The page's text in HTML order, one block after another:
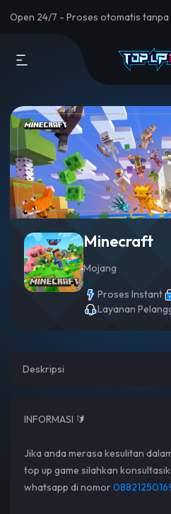
Open 24/7 - Proses otomatis
Minecraft
Mojang
Proses Instant
Layanan
Deskripsi
INFORMASI 🔰
Jika anda merasa kesulitan
top up game silahkan
whatsapp di nomor